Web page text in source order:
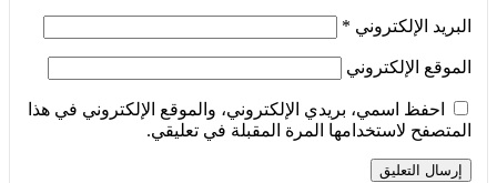
البريد الإلكتروني *
الموقع الإلكتروني
احفظ اسمي، بريدي الإلكتروني، والموقع الإلكتروني في هذا
المتصفح لاستخدامها المرة المقبلة في تعليقي.